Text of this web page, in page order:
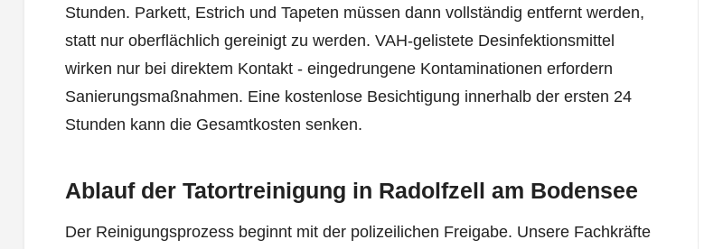
Stunden. Parkett, Estrich und Tapeten müssen dann vollständig entfernt werden,
statt nur oberflächlich gereinigt zu werden. VAH-gelistete Desinfektionsmittel
wirken nur bei direktem Kontakt - eingedrungene Kontaminationen erfordern
Sanierungsmaßnahmen. Eine kostenlose Besichtigung innerhalb der ersten 24
Stunden kann die Gesamtkosten senken.
Ablauf der Tatortreinigung in Radolfzell am Bodensee
Der Reinigungsprozess beginnt mit der polizeilichen Freigabe. Unsere Fachkräfte